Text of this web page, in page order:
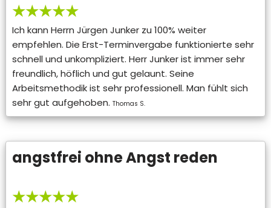
★★★★★
Ich kann Herrn Jürgen Junker zu 100% weiter
empfehlen. Die Erst-Terminvergabe funktionierte sehr
schnell und unkompliziert. Herr Junker ist immer sehr
freundlich, höflich und gut gelaunt. Seine
Arbeitsmethodik ist sehr professionell. Man fühlt sich
sehr gut aufgehoben. Thomas S.
angstfrei ohne Angst reden
★★★★★